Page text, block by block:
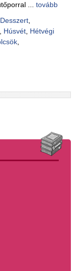
... tovább
Desszert,
Húsvét, Hétvégi
,